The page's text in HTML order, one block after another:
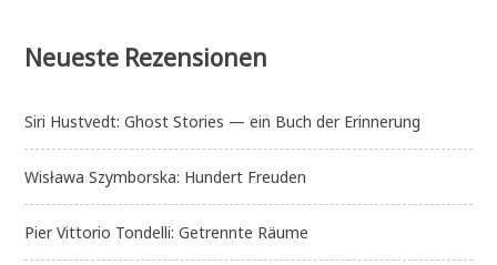
Ordnen
der
Neueste Rezensionen
Siri Hustvedt: Ghost Stories — ein Buch der Erinnerung
Wisława Szymborska: Hundert Freuden
Pier Vittorio Tondelli: Getrennte Räume